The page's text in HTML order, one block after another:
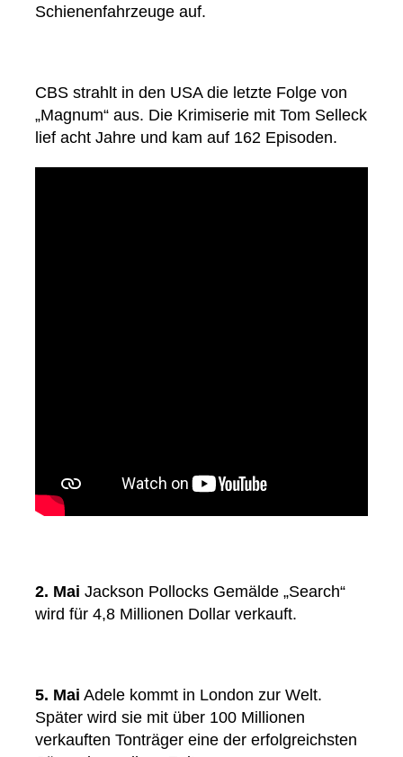
Schienenfahrzeuge auf.
CBS strahlt in den USA die letzte Folge von
„Magnum“ aus. Die Krimiserie mit Tom Selleck
lief acht Jahre und kam auf 162 Episoden.
2. Mai Jackson Pollocks Gemälde „Search“
wird für 4,8 Millionen Dollar verkauft.
5. Mai Adele kommt in London zur Welt.
Später wird sie mit über 100 Millionen
verkauften Tonträger eine der erfolgreichsten